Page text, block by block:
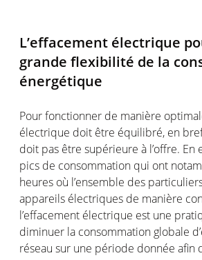
L’effacement électrique
grande flexibilité de la
énergétique
Pour fonctionner de manière
électrique doit être équilibré, en
doit pas être supérieure à l’offre. En
pics de consommation qui ont
heures où l’ensemble des
appareils électriques de manière
l’effacement électrique est une
diminuer la consommation globale
réseau sur une période donnée afin